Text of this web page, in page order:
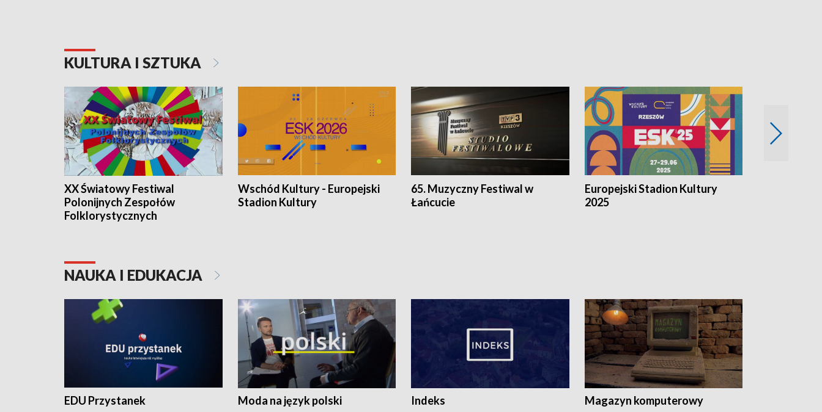
KULTURA I SZTUKA
XX Światowy Festiwal
Polonijnych Zespołów
Folklorystycznych
Wschód Kultury - Europejski
Stadion Kultury
65. Muzyczny Festiwal w
Łańcucie
Europejski Stadion Kultury
2025
NAUKA I EDUKACJA
EDU Przystanek Moda na język polski Indeks Magazyn komputerowy